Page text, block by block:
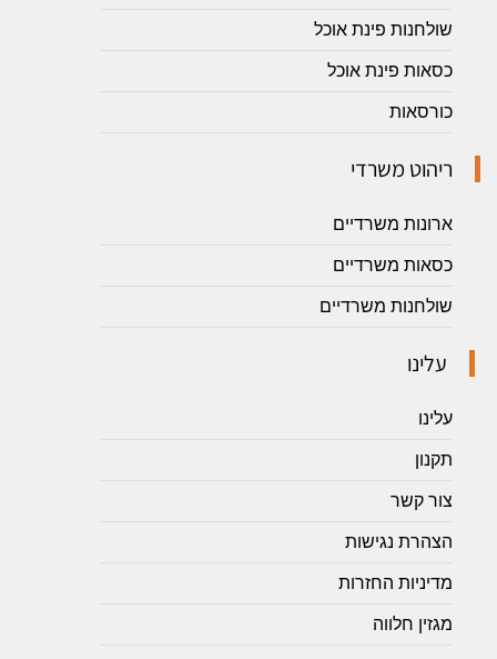
שולחנות פינת אוכל
כסאות פינת אוכל
כורסאות
ריהוט משרדי
ארונות משרדיים
כסאות משרדיים
שולחנות משרדיים
עלינו
עלינו
תקנון
צור קשר
הצהרת נגישות
מדיניות החזרות
מגזין חלווה